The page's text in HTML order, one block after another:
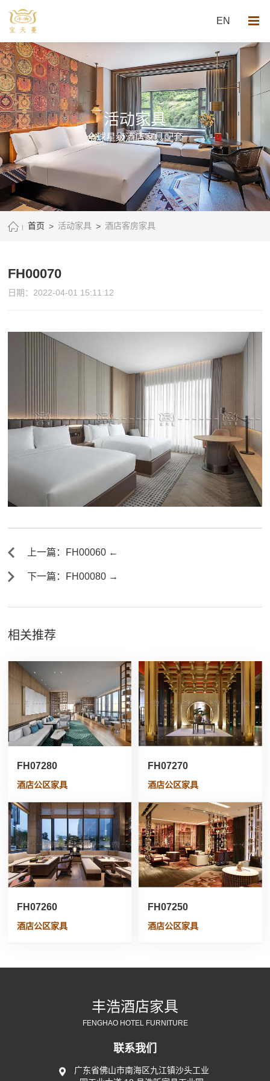
EN
活动家具
全球星级酒店家具配套
首页 > 活动家具 > 酒店客房家具
FH00070
日期：2022-04-01 15:11:12
上一篇：FH00060 ←
下一篇：FH00080 →
相关推荐
FH07280
酒店公区家具
FH07270
酒店公区家具
FH07260
酒店公区家具
FH07250
酒店公区家具
丰浩酒店家具
FENGHAO HOTEL FURNITURE
联系我们
广东省佛山市南海区九江镇沙头工业